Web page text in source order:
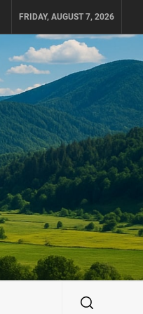
FRIDAY, AUGUST 7, 2026